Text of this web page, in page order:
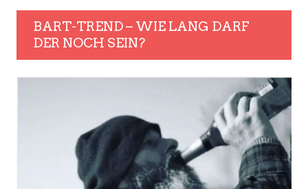
BART-TREND – WIE LANG DARF
DER NOCH SEIN?